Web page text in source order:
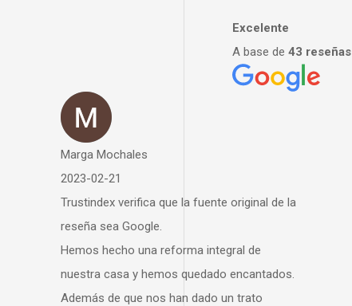
Excelente
A base de 43 reseñas
Marga Mochales
Trustindex verifica que la fuente original de la
reseña sea Google.
Hemos hecho una reforma integral de
nuestra casa y hemos quedado encantados.
Además de que nos han dado un trato